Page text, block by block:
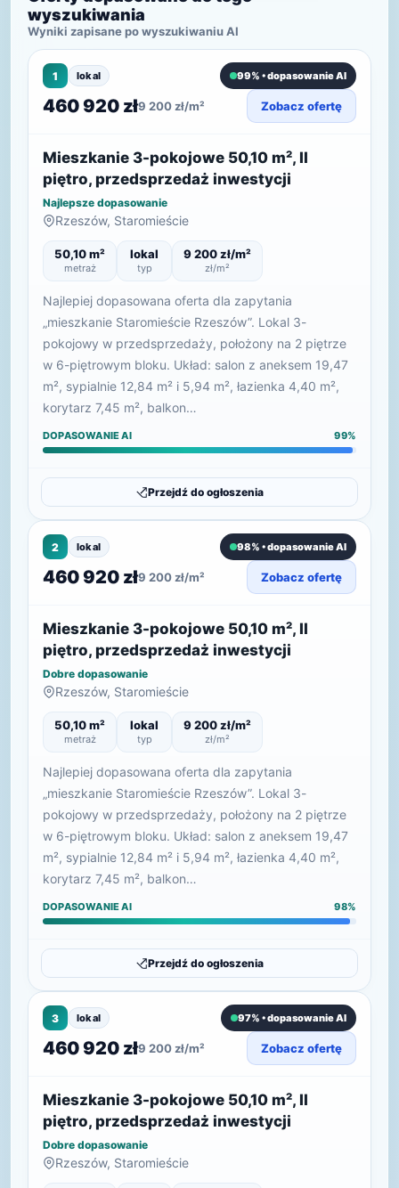
wyszukiwania
Wyniki zapisane po wyszukiwaniu AI
1 lokal 99% • dopasowanie AI
460 920 zł9 200 zł/m² Zobacz ofertę
Mieszkanie 3-pokojowe 50,10 m², II
piętro, przedsprzedaż inwestycji
Najlepsze dopasowanie
Rzeszów, Staromieście
50,10 m²
metraż
lokal
typ
9 200 zł/m²
zł/m²
Najlepiej dopasowana oferta dla zapytania
„mieszkanie Staromieście Rzeszów”. Lokal 3-
pokojowy w przedsprzedaży, położony na 2 piętrze
w 6-piętrowym bloku. Układ: salon z aneksem 19,47
m², sypialnie 12,84 m² i 5,94 m², łazienka 4,40 m²,
korytarz 7,45 m², balkon…
DOPASOWANIE AI 99%
Przejdź do ogłoszenia
2 lokal 98% • dopasowanie AI
460 920 zł9 200 zł/m² Zobacz ofertę
Mieszkanie 3-pokojowe 50,10 m², II
piętro, przedsprzedaż inwestycji
Dobre dopasowanie
Rzeszów, Staromieście
50,10 m²
metraż
lokal
typ
9 200 zł/m²
zł/m²
Najlepiej dopasowana oferta dla zapytania
„mieszkanie Staromieście Rzeszów”. Lokal 3-
pokojowy w przedsprzedaży, położony na 2 piętrze
w 6-piętrowym bloku. Układ: salon z aneksem 19,47
m², sypialnie 12,84 m² i 5,94 m², łazienka 4,40 m²,
korytarz 7,45 m², balkon…
DOPASOWANIE AI 98%
Przejdź do ogłoszenia
3 lokal 97% • dopasowanie AI
460 920 zł9 200 zł/m² Zobacz ofertę
Mieszkanie 3-pokojowe 50,10 m², II
piętro, przedsprzedaż inwestycji
Dobre dopasowanie
Rzeszów, Staromieście